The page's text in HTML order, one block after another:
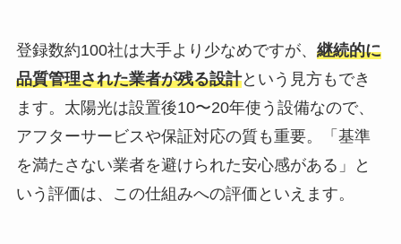
登録数約100社は大手より少なめですが、 継続的に
品質管理された業者が残る設計という見方もでき
ます。太陽光は設置後10〜20年使う設備なので、
アフターサービスや保証対応の質も重要。「基準
を満たさない業者を避けられた安心感がある」と
いう評価は、この仕組みへの評価といえます。